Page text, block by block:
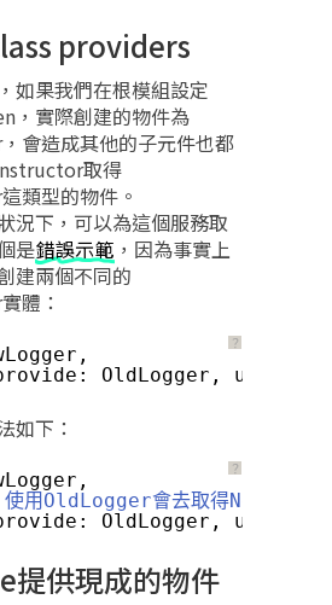
providers
如果我們在根模組設定
，實際創建的物件為
會造成其他的子元件也都
取得
類型的物件。
況下，可以為這個服務取
是錯誤示範 ，因為事實上
建兩個不同的
體：
？
OldLogger,
如下：
？
用OldLogger會去取得NewLogger
OldLogger,
供現成的物件